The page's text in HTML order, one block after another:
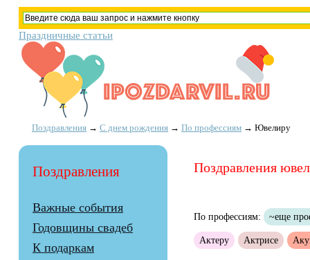
Праздничные статьи
Поздравления → С днем рождения → По профессиям → Ювелиру
Поздравления
По профессиям: ~еще
Актеру Актрисе
Поздравления
Важные события
Годовщины свадеб
К подаркам